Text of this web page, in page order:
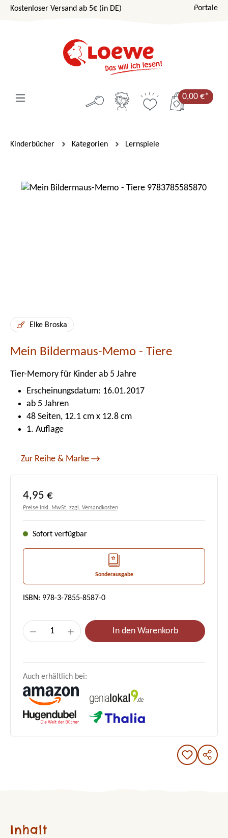
Zum Hauptinhalt springen
Kostenloser Versand ab 5€ (in DE) Portale
0,00 €*
Kinderbücher Kategorien Lernspiele
Bildergalerie überspringen
Elke Broska
Mein Bildermaus-Memo - Tiere
Tier-Memory für Kinder ab 5 Jahre
Erscheinungsdatum: 16.01.2017
ab 5 Jahren
48 Seiten, 12.1 cm x 12.8 cm
1. Auflage
Zur Reihe & Marke
Regulärer Preis:
4,95 €
Preise inkl. MwSt. zzgl. Versandkosten
Sofort verfügbar
Sonderausgabe
ISBN: 978-3-7855-8587-0
Produkt Anzahl: Gib den gewünschten
In den Warenkorb
Auch erhältlich bei:
Inhalt